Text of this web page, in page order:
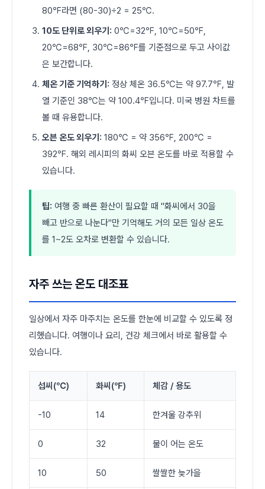
80℉라면 (80-30)÷2 = 25℃.
10도 단위로 외우기: 0℃=32℉, 10℃=50℉,
20℃=68℉, 30℃=86℉를 기준점으로 두고 사이값
은 보간합니다.
체온 기준 기억하기: 정상 체온 36.5℃는 약 97.7℉, 발
열 기준인 38℃는 약 100.4℉입니다. 미국 병원 차트를
볼 때 유용합니다.
오븐 온도 외우기: 180℃ = 약 356℉, 200℃ =
392℉. 해외 레시피의 화씨 오븐 온도를 바로 적용할 수
있습니다.
팁: 여행 중 빠른 환산이 필요할 때 "화씨에서 30을
빼고 반으로 나눈다"만 기억해도 거의 모든 일상 온도
를 1~2도 오차로 변환할 수 있습니다.
자주 쓰는 온도 대조표
일상에서 자주 마주치는 온도를 한눈에 비교할 수 있도록 정
리했습니다. 여행이나 요리, 건강 체크에서 바로 활용할 수
있습니다.
섭씨(℃) 화씨(℉) 체감 / 용도
-10 14 한겨울 강추위
0 32 물이 어는 온도
10 50 쌀쌀한 늦가을